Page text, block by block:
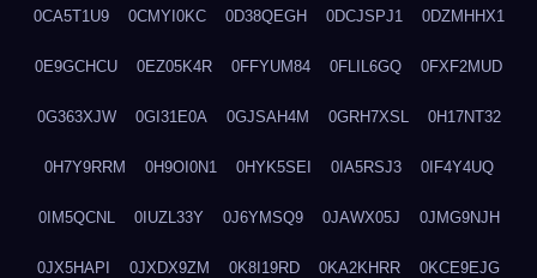
0CA5T1U9 0CMYI0KC 0D38QEGH 0DCJSPJ1 0DZMHHX1
0E9GCHCU 0EZ05K4R 0FFYUM84 0FLIL6GQ 0FXF2MUD
0G363XJW 0GI31E0A 0GJSAH4M 0GRH7XSL 0H17NT32
0H7Y9RRM 0H9OI0N1 0HYK5SEI 0IA5RSJ3 0IF4Y4UQ
0IM5QCNL 0IUZL33Y 0J6YMSQ9 0JAWX05J 0JMG9NJH
0JX5HAPI 0JXDX9ZM 0K8I19RD 0KA2KHRR 0KCE9EJG